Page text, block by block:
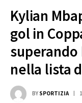
Kylian
gol in
superando
nella lista
BY SPORTIZIA